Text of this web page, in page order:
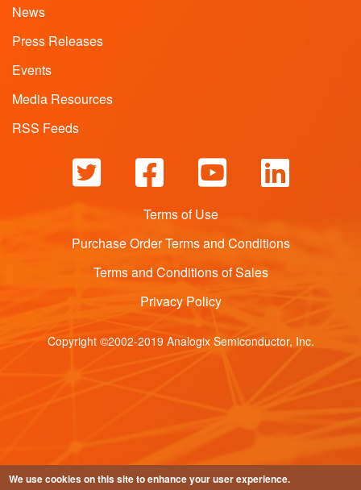
News
Press Releases
Events
Media Resources
RSS Feeds
Terms of Use
Purchase Order Terms and Conditions
Terms and Conditions of Sales
Privacy Policy
Copyright ©2002-2019 Analogix Semiconductor, Inc.
We use cookies on this site to enhance your user experience.